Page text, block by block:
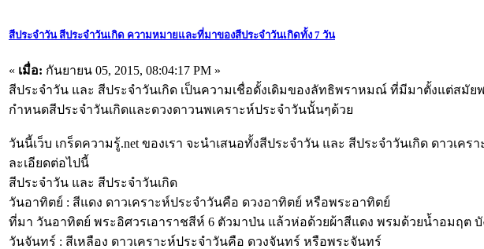
สีประจำวัน สีประจำวันเกิด ความหมายและที่มาของสีประจำวันเกิดทั้ง 7 วัน
« เมื่อ: กันยายน 05, 2015, 08:04:17 PM »
สีประจำวัน และ สีประจำวันเกิด เป็นความเชื่อดั้งเดิมของลัทธิพราหมณ์ ที่มีมาตั้งแต่สมั
กำหนดสีประจำวันเกิดและดวงดาวนพเคราะห์ประจำวันนั้นๆด้วย
วันนี้เว็บ เกร็ดความรู้.net ของเรา จะนำเสนอทั้งสีประจำวัน และ สีประจำวันเกิด ดาวเค
ละเอียดต่อไปนี้
สีประจำวัน และ สีประจำวันเกิด
วันอาทิตย์ : สีแดง ดาวเคราะห์ประจำวันคือ ดวงอาทิตย์ หรือพระอาทิตย์
ที่มา วันอาทิตย์ พระอิศวรเอาราชสีห์ 6 ตัวมาป่น แล้วห่อด้วยผ้าสีแดง พรมด้วยน้ำอมฤต บั
วันจันทร์ : สีเหลือง ดาวเคราะห์ประจำวันคือ ดวงจันทร์ หรือพระจันทร์